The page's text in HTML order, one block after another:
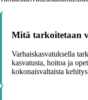
Mitä tarkoitetaan
Varhaiskasvatuksella
kasvatusta, hoitoa ja
kokonaisvaltaista